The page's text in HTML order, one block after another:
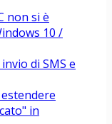
non si è
10 /
di SMS e
in